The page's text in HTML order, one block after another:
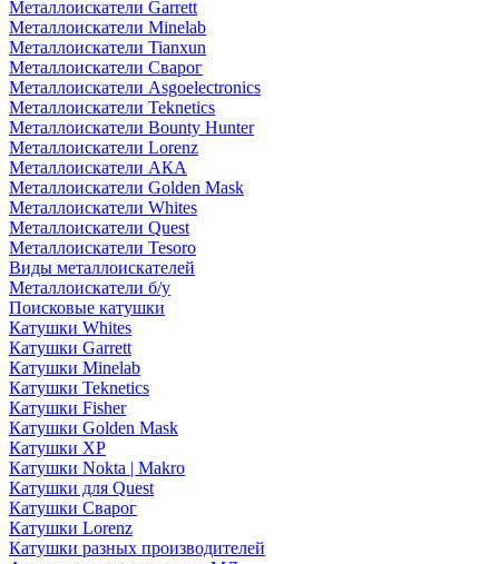
Металлоискатели Garrett
Металлоискатели Minelab
Металлоискатели Tianxun
Металлоискатели Сварог
Металлоискатели Asgoelectronics
Металлоискатели Teknetics
Металлоискатели Bounty Hunter
Металлоискатели Lorenz
Металлоискатели АКА
Металлоискатели Golden Mask
Металлоискатели Whites
Металлоискатели Quest
Металлоискатели Tesoro
Виды металлоискателей
Металлоискатели б/у
Поисковые катушки
Катушки Whites
Катушки Garrett
Катушки Minelab
Катушки Teknetics
Катушки Fisher
Катушки Golden Mask
Катушки XP
Катушки Nokta | Makro
Катушки для Quest
Катушки Сварог
Катушки Lorenz
Катушки разных производителей